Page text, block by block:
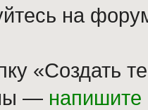
на
«Создать
— напишите